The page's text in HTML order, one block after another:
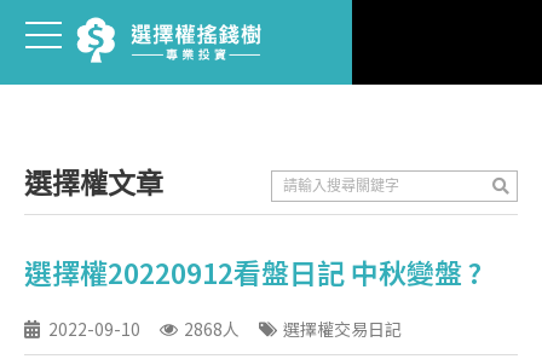
選擇權文章
選擇權20220912看盤日記 中秋變盤 ?
2022-09-10 2868人 選擇權交易日記